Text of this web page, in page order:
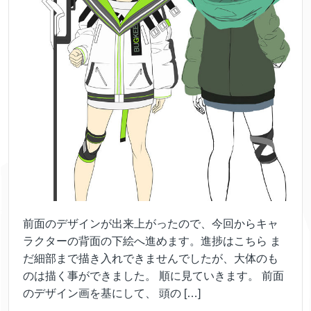
前面のデザインが出来上がったので、今回からキャ
ラクターの背面の下絵へ進めます。進捗はこちら ま
だ細部まで描き入れできませんでしたが、大体のも
のは描く事ができました。 順に見ていきます。 前面
のデザイン画を基にして、 頭の […]